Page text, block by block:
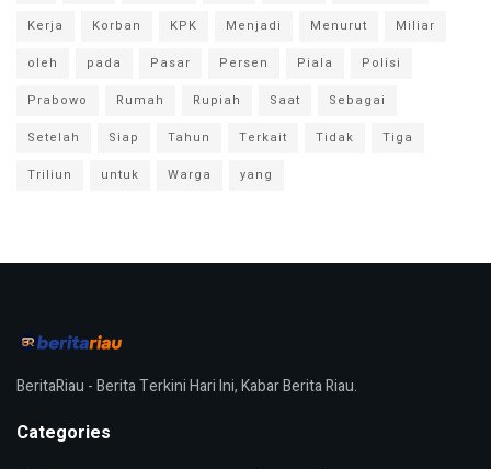
Kerja
Korban KPK Menjadi Menurut
Miliar
oleh
pada Pasar Persen Piala
Polisi
Prabowo
Rumah Rupiah Saat
Sebagai
Setelah
Siap Tahun Terkait Tidak
Tiga
Triliun
untuk Warga yang
BeritaRiau - Berita Terkini Hari Ini, Kabar Berita Riau.
Categories